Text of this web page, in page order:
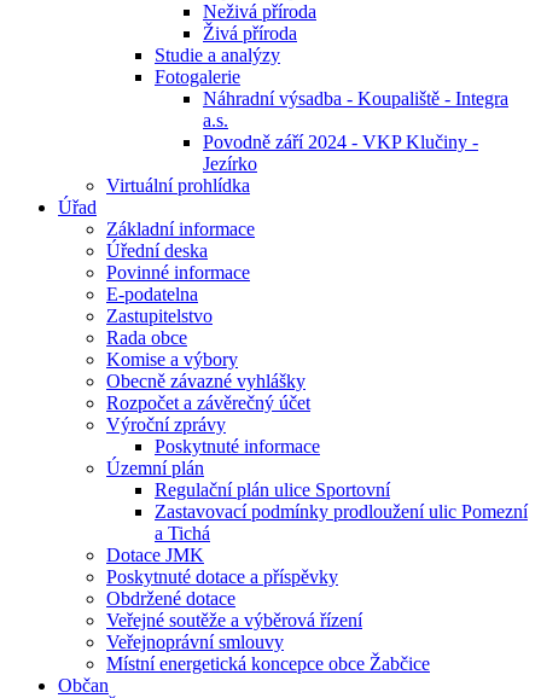
Neživá příroda
Živá příroda
Studie a analýzy
Fotogalerie
Náhradní výsadba - Koupaliště - Integra
a.s.
Povodně září 2024 - VKP Klučiny -
Jezírko
Virtuální prohlídka
Úřad
Základní informace
Úřední deska
Povinné informace
E-podatelna
Zastupitelstvo
Rada obce
Komise a výbory
Obecně závazné vyhlášky
Rozpočet a závěrečný účet
Výroční zprávy
Poskytnuté informace
Územní plán
Regulační plán ulice Sportovní
Zastavovací podmínky prodloužení ulic Pomezní
a Tichá
Dotace JMK
Poskytnuté dotace a příspěvky
Obdržené dotace
Veřejné soutěže a výběrová řízení
Veřejnoprávní smlouvy
Místní energetická koncepce obce Žabčice
Občan